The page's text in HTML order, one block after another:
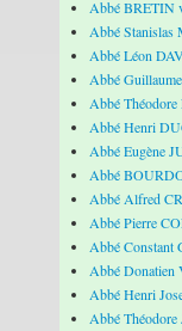
Abbé BRETIN
Abbé Stanislas
Abbé Léon
Abbé
Abbé
Abbé Henri
Abbé Eugène
Abbé
Abbé Alfred
Abbé Pierre
Abbé
Abbé Donatien
Abbé Henri
Abbé